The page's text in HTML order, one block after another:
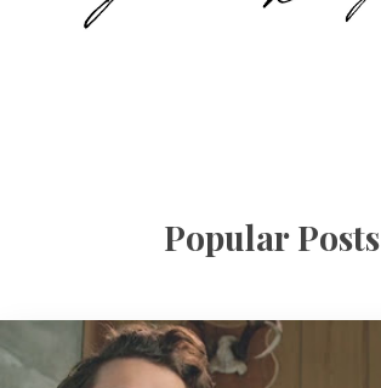
Popular Posts